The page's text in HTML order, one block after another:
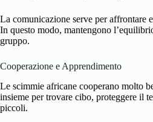
La comunicazione serve per affrontare
In questo modo, mantengono
gruppo.
Cooperazione e Apprendimento
Le scimmie africane cooperano molto
insieme per trovare cibo, proteggere il
piccoli.